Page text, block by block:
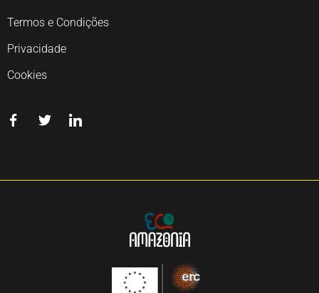
Termos e Condições
Privacidade
Cookies